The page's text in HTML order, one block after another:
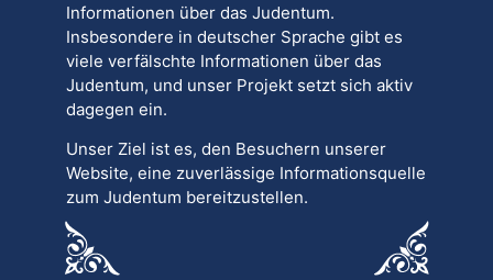
Informationen über das Judentum.
Insbesondere in deutscher Sprache gibt es
viele verfälschte Informationen über das
Judentum, und unser Projekt setzt sich aktiv
dagegen ein.
Unser Ziel ist es, den Besuchern unserer
Website, eine zuverlässige Informationsquelle
zum Judentum bereitzustellen.